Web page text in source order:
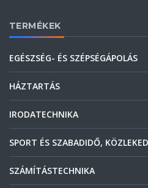
TERMÉKEK
EGÉSZSÉG- ÉS SZÉPSÉGÁPOLÁS
HÁZTARTÁS
IRODATECHNIKA
SPORT ÉS SZABADIDŐ,
SZÁMÍTÁSTECHNIKA